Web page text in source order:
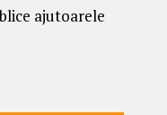
ajutoarele